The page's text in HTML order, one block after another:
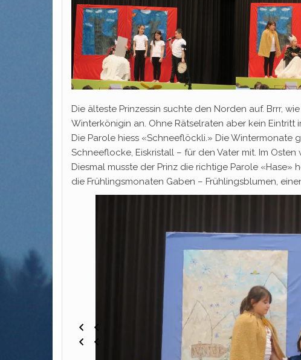
Die älteste Prinzessin suchte den Norden auf. Brrr,
Winterkönigin an. Ohne Rätselraten aber kein Eintritt
Die Parole hiess «Schneeflöckli.» Die Wintermonate
Schneeflocke, Eiskristall – für den Vater mit. Im
Diesmal musste der Prinz die richtige Parole
die Frühlingsmonaten Gaben – Frühlingsblumen,